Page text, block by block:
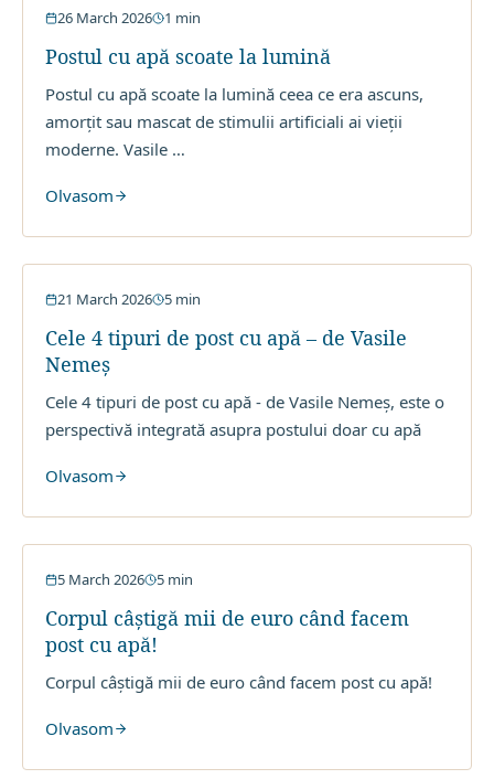
Post cu Apa
26 March 2026 1 min
Postul cu apă scoate la lumină
Postul cu apă scoate la lumină ceea ce era ascuns,
amorțit sau mascat de stimulii artificiali ai vieții
moderne. Vasile …
Olvasom
Post cu Apa
21 March 2026 5 min
Cele 4 tipuri de post cu apă – de Vasile
Nemeș
Cele 4 tipuri de post cu apă - de Vasile Nemeș, este o
perspectivă integrată asupra postului doar cu apă
Olvasom
Post cu Apa
5 March 2026 5 min
Corpul câștigă mii de euro când facem
post cu apă!
Corpul câștigă mii de euro când facem post cu apă!
Olvasom